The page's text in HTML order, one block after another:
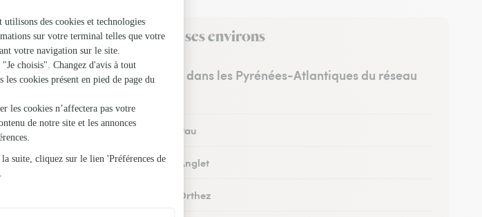
Lube-Boast et dans ses environs
Les fleuristes dans les Pyrénées-Atlantiques du réseau
Fleuristes à Pau
Fleuristes à Anglet
Fleuristes à Orthez